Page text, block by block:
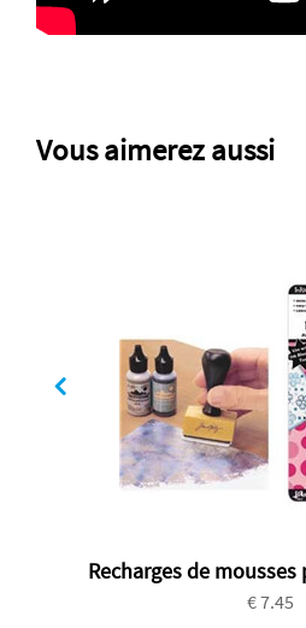
Vous aimerez aussi
Recharges de
€ 7.45